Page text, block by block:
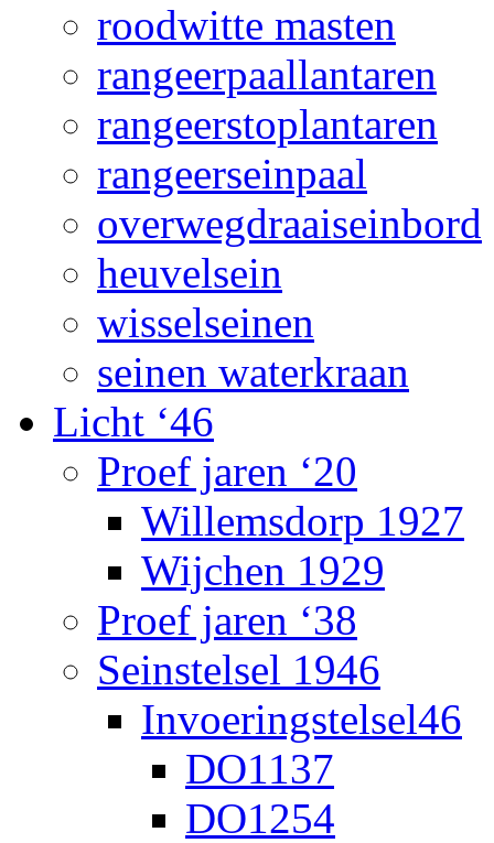
roodwitte masten
rangeerpaallantaren
rangeerstoplantaren
rangeerseinpaal
overwegdraaiseinbord
heuvelsein
wisselseinen
seinen waterkraan
Licht ‘46
Proef jaren ‘20
Willemsdorp 1927
Wijchen 1929
Proef jaren ‘38
Seinstelsel 1946
Invoeringstelsel46
DO1137
DO1254